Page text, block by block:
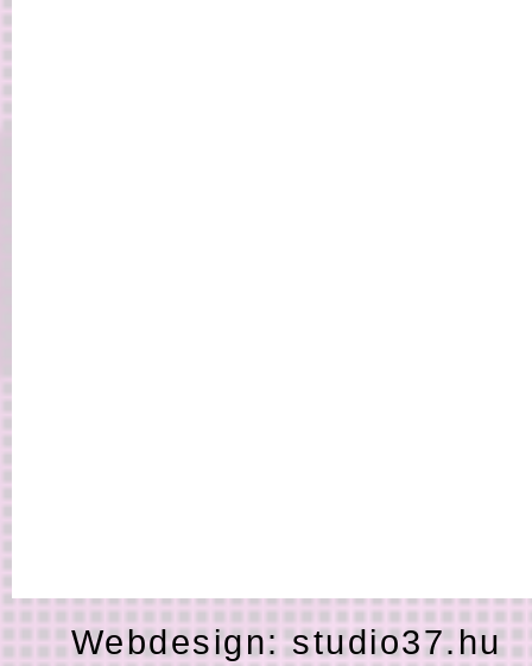
Webdesign:studio37.hu